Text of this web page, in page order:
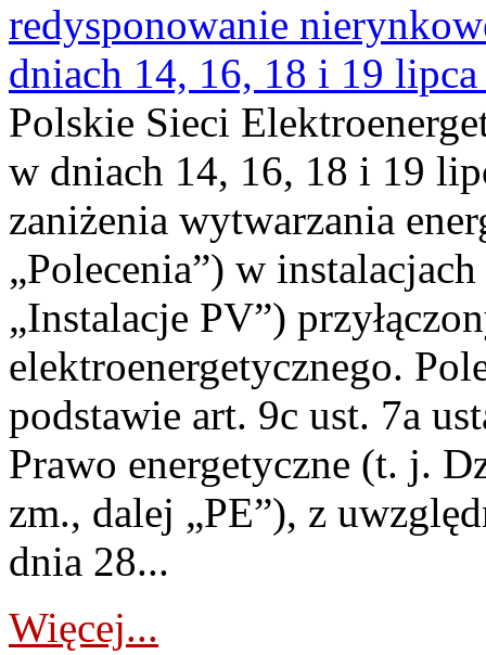
redysponowanie
dniach 14, 16, 18 i 19
Polskie Sieci
w dniach 14, 16, 18 i 19
zaniżenia wytwarzania
„Polecenia”) w
„Instalacje PV”)
elektroenergetycznego.
podstawie art. 9c ust. 7a
Prawo energetyczne (t. j.
zm., dalej „PE”), z
dnia 28...
Więcej...